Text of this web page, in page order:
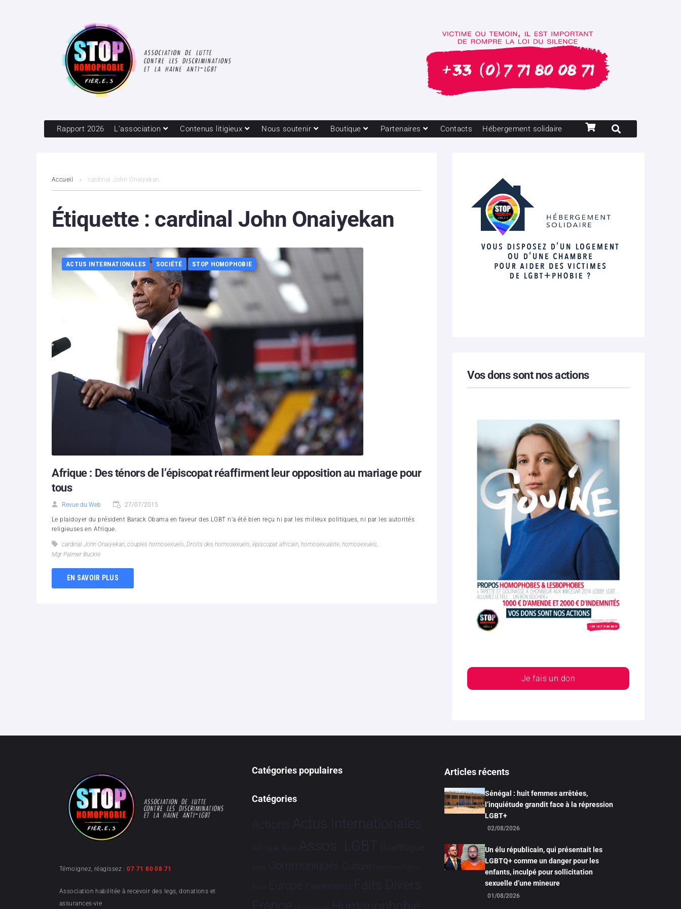
Rapport 2026 L’association Contenus litigieux Nous soutenir Boutique Partenaires Contacts Hébergement solidaire
Accueil cardinal John Onaiyekan
Étiquette : cardinal John Onaiyekan
ACTUS INTERNATIONALES SOCIÉTÉ STOP HOMOPHOBIE
Afrique : Des ténors de l’épiscopat réaffirment leur opposition au mariage pour
tous
Revue du Web 27/07/2015
Le plaidoyer du président Barack Obama en faveur des LGBT n’a été bien reçu ni par les milieux politiques, ni par les autorités
religieuses en Afrique.
cardinal John Onaiyekan, couples homosexuels, Droits des homosexuels, épiscopat africain, homosexualite, homosexuels,
Mgr Palmer Buckle
EN SAVOIR PLUS
Vos dons sont nos actions
Je fais un don
Témoignez, réagissez :07 71 80 08 71
Association habilitée à recevoir des legs, donations et
assurances-vie
Catégories populaires
Catégories
Actions Actus Internationales
Afrique Asie Assos. LGBT Bioéthique
Brève Communiqués Culture Dialogues France-
Brésil Europe Evénements Faits Divers
Humanophobie
Articles récents
Sénégal : huit femmes arrêtées,
l’inquiétude grandit face à la répression
LGBT+
02/08/2026
Un élu républicain, qui présentait les
LGBTQ+ comme un danger pour les
enfants, inculpé pour sollicitation
sexuelle d’une mineure
01/08/2026